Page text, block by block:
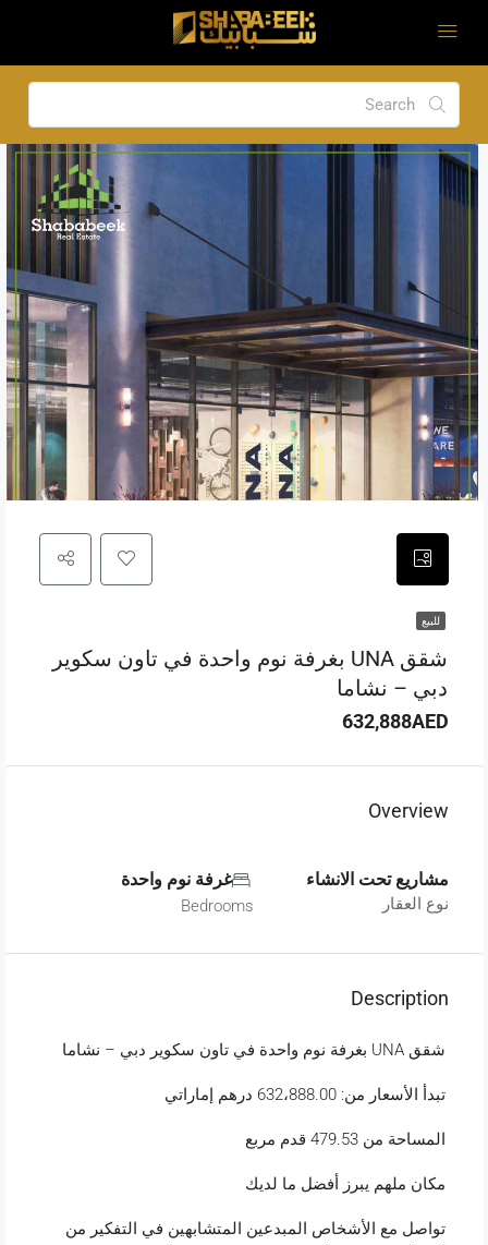
للبيع
شقق UNA بغرفة نوم واحدة في تاون سكوير
دبي – نشاما
632,888AED
Overview
مشاريع تحت الانشاء
نوع العقار
غرفة نوم واحدة
Bedrooms
Description
شقق UNA بغرفة نوم واحدة في تاون سكوير دبي – نشاما
تبدأ الأسعار من: 632،888.00 درهم إماراتي
المساحة من 479.53 قدم مربع
مكان ملهم يبرز أفضل ما لديك
تواصل مع الأشخاص المبدعين المتشابهين في التفكير من